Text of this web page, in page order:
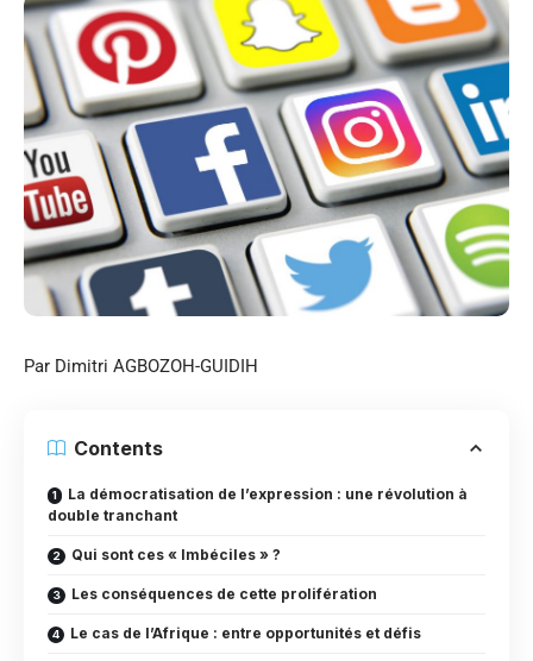
Par Dimitri AGBOZOH-GUIDIH
Contents
La démocratisation de l’expression : une révolution à
double tranchant
Qui sont ces « Imbéciles » ?
Les conséquences de cette prolifération
Le cas de l’Afrique : entre opportunités et défis